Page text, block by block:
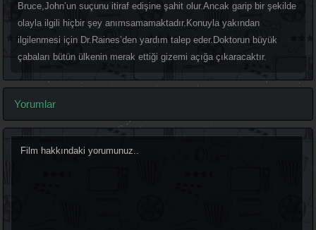
Bruce,John’un suçunu itiraf edişine şahit olur.Ancak garip bir şekilde
olayla ilgili hiçbir şey anımsamamaktadır.Konuyla yakından
ilgilenmesi için Dr.Raines’den yardım talep eder.Doktorun büyük
çabaları bütün ülkenin merak ettiği gizemi açığa çıkaracaktır.
Yorumlar